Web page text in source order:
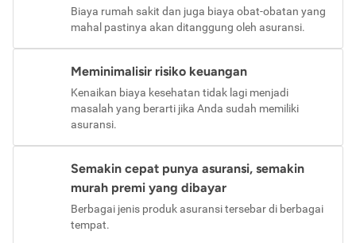
Biaya rumah sakit dan juga biaya obat-obatan yang
mahal pastinya akan ditanggung oleh asuransi.
Meminimalisir risiko keuangan
Kenaikan biaya kesehatan tidak lagi menjadi
masalah yang berarti jika Anda sudah memiliki
asuransi.
Semakin cepat punya asuransi, semakin
murah premi yang dibayar
Berbagai jenis produk asuransi tersebar di berbagai
tempat.